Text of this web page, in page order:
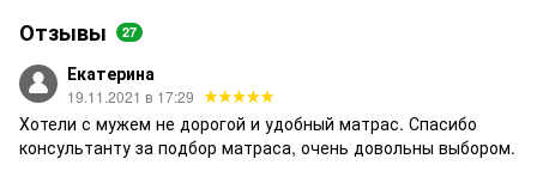
Отзывы 27
Екатерина
19.11.2021 в 17:29
Хотели с мужем не дорогой и удобный матрас. Спасибо
консультанту за подбор матраса, очень довольны выбором.